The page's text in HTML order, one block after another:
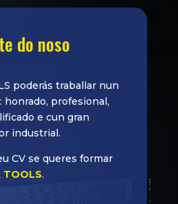
do noso
poderás traballar nun
honrado, profesional,
e cun gran
industrial.
CV se queres formar
TOOLS.